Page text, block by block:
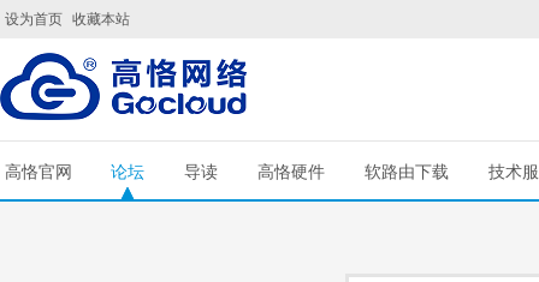
设为首页 收藏本站
高恪官网 论坛 导读 高恪硬件 软路由下载 技术